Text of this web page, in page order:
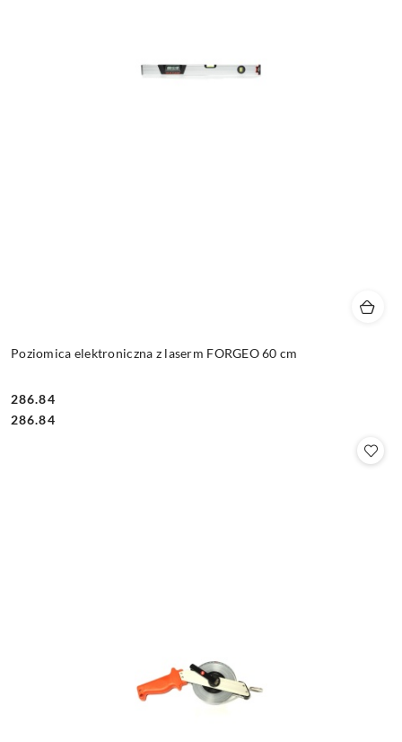
Poziomica elektroniczna z laserm FORGEO 60 cm
Cena:
286.84
Cena:
286.84